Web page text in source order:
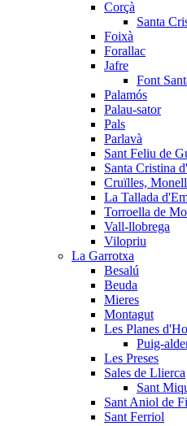
Corçà
Santa
Foixà
Forallac
Jafre
Font
Palamós
Palau-sator
Pals
Parlavà
Sant Feliu de
Santa Cristina
Cruïlles,
La Tallada
Torroella de
Vall-llobrega
Vilopriu
La Garrotxa
Besalú
Beuda
Mieres
Montagut
Les Planes
Puig-
Les Preses
Sales de Llierca
Sant
Sant Aniol de
Sant Ferriol